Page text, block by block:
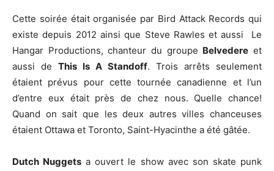
Cette soirée était organisée par Bird Attack Records qui
existe depuis 2012 ainsi que Steve Rawles et aussi Le
Hangar Productions, chanteur du groupe Belvedere et
aussi de This Is A Standoff. Trois arrêts seulement
étaient prévus pour cette tournée canadienne et l’un
d’entre eux était près de chez nous. Quelle chance!
Quand on sait que les deux autres villes chanceuses
étaient Ottawa et Toronto, Saint-Hyacinthe a été gâtée.
Dutch Nuggets a ouvert le show avec son skate punk